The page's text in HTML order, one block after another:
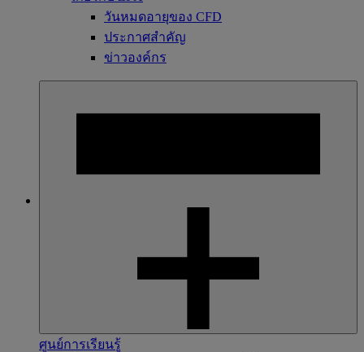
วันหมดอายุของ CFD
ประกาศสำคัญ
ข่าวองค์กร
ศูนย์การเรียนรู้